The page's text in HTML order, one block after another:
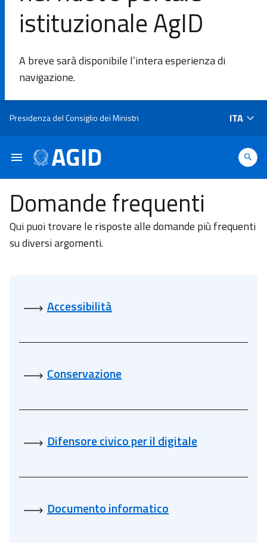
istituzionale AgID
A breve sarà disponibile l’intera esperienza di
navigazione.
Presidenza del Consiglio dei Ministri ITA
L'Agenzia
intervento
Piattaforme
e
tecnologie
Linee
Guida
Domande frequenti
Qui puoi trovare le risposte alle domande più frequenti
su diversi argomenti.
Accessibilità
Conservazione
Difensore civico per il digitale
Documento informatico